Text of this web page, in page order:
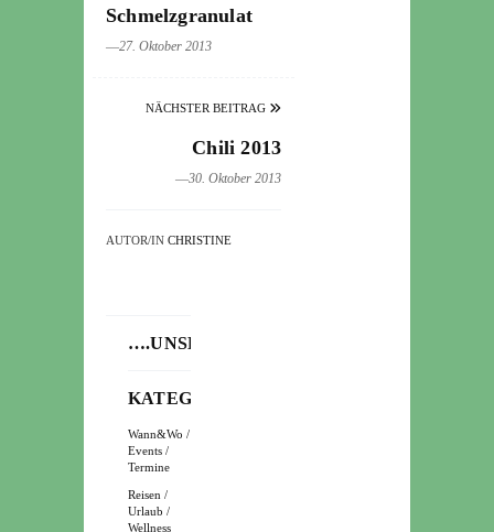
Schmelzgranulat
―27. Oktober 2013
NÄCHSTER BEITRAG
Chili 2013
―30. Oktober 2013
AUTOR/IN CHRISTINE
….UNSERE
KATEGORIEN
Wann&Wo /
Events /
Termine
Reisen /
Urlaub /
Wellness